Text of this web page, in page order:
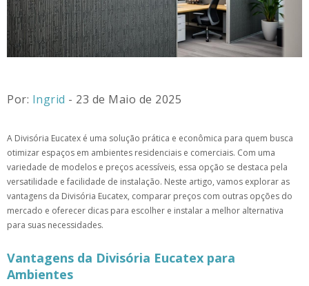
Por: Ingrid - 23 de Maio de 2025
A Divisória Eucatex é uma solução prática e econômica para quem busca
otimizar espaços em ambientes residenciais e comerciais. Com uma
variedade de modelos e preços acessíveis, essa opção se destaca pela
versatilidade e facilidade de instalação. Neste artigo, vamos explorar as
vantagens da Divisória Eucatex, comparar preços com outras opções do
mercado e oferecer dicas para escolher e instalar a melhor alternativa
para suas necessidades.
Vantagens da Divisória Eucatex para
Ambientes